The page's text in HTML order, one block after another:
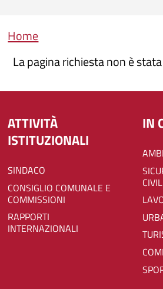
Briciole di pane
Home
La pagina richiesta non è
ATTIVITÀ
ISTITUZIONALI
SINDACO
CONSIGLIO COMUNALE E
COMMISSIONI
RAPPORTI
INTERNAZIONALI
IN
SICUREZZA E PROTEZIONE